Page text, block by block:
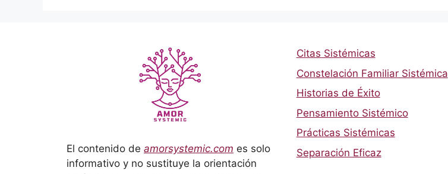
El contenido de amorsystemic.com es solo
informativo y no sustituye la orientación
Citas Sistémicas
Constelación Familiar Sistémica
Historias de Éxito
Pensamiento Sistémico
Prácticas Sistémicas
Separación Eficaz